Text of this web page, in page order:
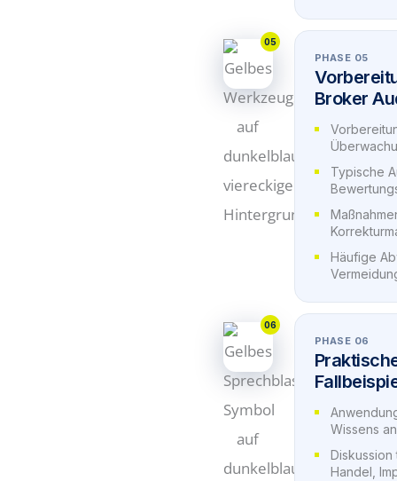
05
PHASE 05
Broker
Typische
Häufige
06
PHASE 06
Wissens
Handel,